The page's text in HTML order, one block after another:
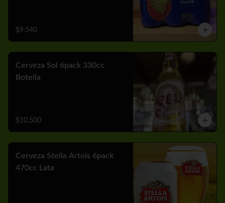
$9.540
Cerveza Sol 6pack 330cc
Botella
$10.500
Cerveza Stella Artois 6pack
470cc Lata